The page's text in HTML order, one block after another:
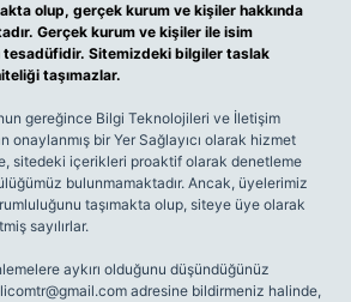
olup, gerçek kurum ve kişiler hakkında
Gerçek kurum ve kişiler ile isim
Sitemizdeki bilgiler taslak
taşımazlar.
gereğince Bilgi Teknolojileri ve İletişim
onaylanmış bir Yer Sağlayıcı olarak hizmet
sitedeki içerikleri proaktif olarak denetleme
bulunmamaktadır. Ancak, üyelerimiz
taşımakta olup, siteye üye olarak
sayılırlar.
aykırı olduğunu düşündüğünüz
adresine bildirmeniz halinde,